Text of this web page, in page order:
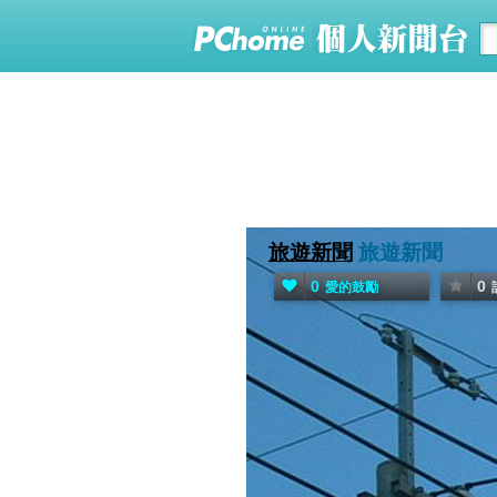
旅遊新聞 旅遊新聞
0 愛的鼓勵 0